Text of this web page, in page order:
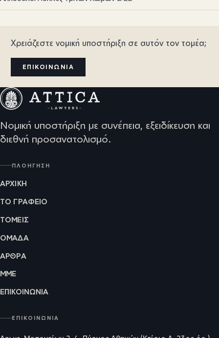
Χρειάζεστε νομική υποστήριξη σε αυτόν τον τομέα;
ΕΠΙΚΟΙΝΩΝΊΑ
Νομική υποστήριξη με συνέπεια, εξειδίκευση και
διεθνή προσανατολισμό.
ΠΛΟΉΓΗΣΗ
ΑΡΧΙΚΉ
ΤΟ ΓΡΑΦΕΊΟ
ΤΟΜΕΊΣ
ΟΜΆΔΑ
ΆΡΘΡΑ
ΜΜΕ
ΕΠΙΚΟΙΝΩΝΊΑ
ΕΠΙΚΟΙΝΩΝΊΑ